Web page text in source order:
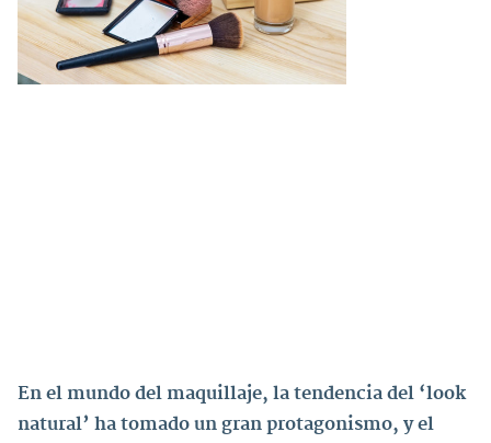
En el mundo del maquillaje, la tendencia del ‘look
natural’ ha tomado un gran protagonismo, y el